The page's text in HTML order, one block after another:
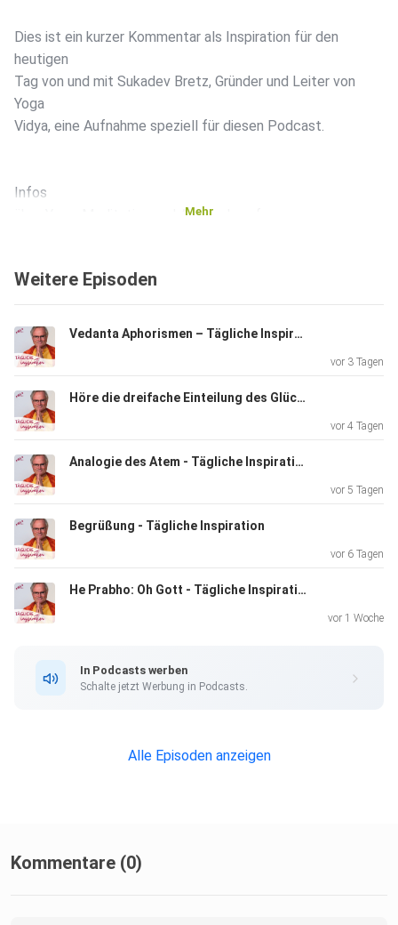
Dies ist ein kurzer Kommentar als Inspiration für den
heutigen
Tag von und mit Sukadev Bretz, Gründer und Leiter von
Yoga
Vidya, eine Aufnahme speziell für diesen Podcast.
Infos
über Yoga, Meditation und Ayurveda auf www.yoga-
Mehr
Weitere Episoden
Vedanta Aphorismen – Tägliche Inspiration
vor 3 Tagen
Höre die dreifache Einteilung des Glücks – Bhagavad Gita XVIII 36
vor 4 Tagen
Analogie des Atem - Tägliche Inspiration
vor 5 Tagen
Begrüßung - Tägliche Inspiration
vor 6 Tagen
He Prabho: Oh Gott - Tägliche Inspiration
vor 1 Woche
In Podcasts werben
Schalte jetzt Werbung in Podcasts.
Alle Episoden anzeigen
Kommentare (0)